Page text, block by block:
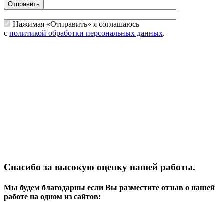
Отправить
Нажимая «Отправить» я соглашаюсь
с политикой обработки персональных данных.
Спасибо за высокую оценку нашей работы.
Мы будем благодарны если Вы разместите отзыв о нашей
работе на одном из сайтов: